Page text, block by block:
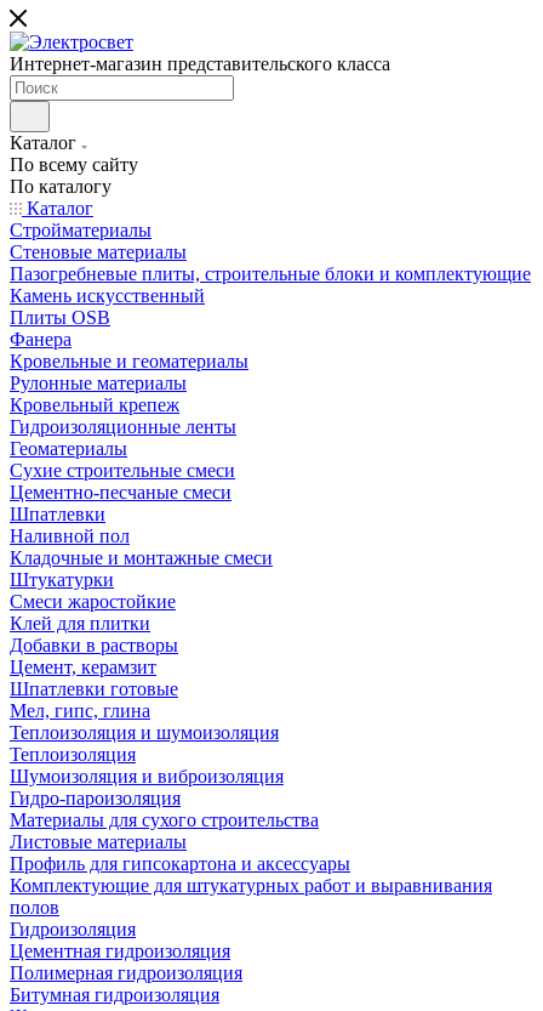
Интернет-магазин представительского класса
Каталог
По всему сайту
По каталогу
Каталог
Стройматериалы
Стеновые материалы
Пазогребневые плиты, строительные блоки и комплектующие
Камень искусственный
Плиты OSB
Фанера
Кровельные и геоматериалы
Рулонные материалы
Кровельный крепеж
Гидроизоляционные ленты
Геоматериалы
Сухие строительные смеси
Цементно-песчаные смеси
Шпатлевки
Наливной пол
Кладочные и монтажные смеси
Штукатурки
Смеси жаростойкие
Клей для плитки
Добавки в растворы
Цемент, керамзит
Шпатлевки готовые
Мел, гипс, глина
Теплоизоляция и шумоизоляция
Теплоизоляция
Шумоизоляция и виброизоляция
Гидро-пароизоляция
Материалы для сухого строительства
Листовые материалы
Профиль для гипсокартона и аксессуары
Комплектующие для штукатурных работ и выравнивания
полов
Гидроизоляция
Цементная гидроизоляция
Полимерная гидроизоляция
Битумная гидроизоляция